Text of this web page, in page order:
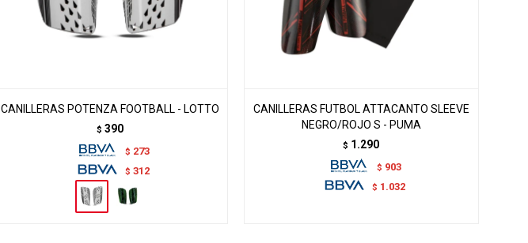
CANILLERAS POTENZA FOOTBALL - LOTTO
$ 390
$ 273
$ 312
CANILLERAS FUTBOL ATTACANTO SLEEVE
NEGRO/ROJO S - PUMA
$ 1.290
$ 903
$ 1.032